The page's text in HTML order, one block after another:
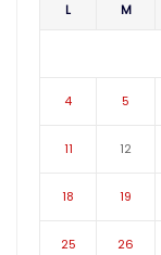
L M
4 5
11 12
18 19
25 26